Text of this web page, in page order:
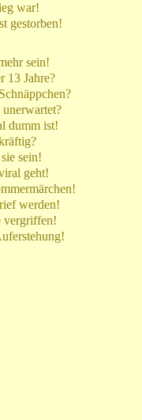
war!
gestorben!
sein!
13 Jahre?
dumm ist!
sein!
geht!
werden!
vergriffen!